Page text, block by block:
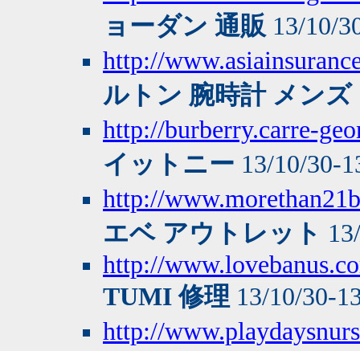
ョーダン 通販 13/10/
http://
ルトン 腕時計 メンズ
http://burberry.carre-
イットニー 13/10/30-
http://
エベ アウトレット
http://
TUMI 修理 13/10/30-
http://